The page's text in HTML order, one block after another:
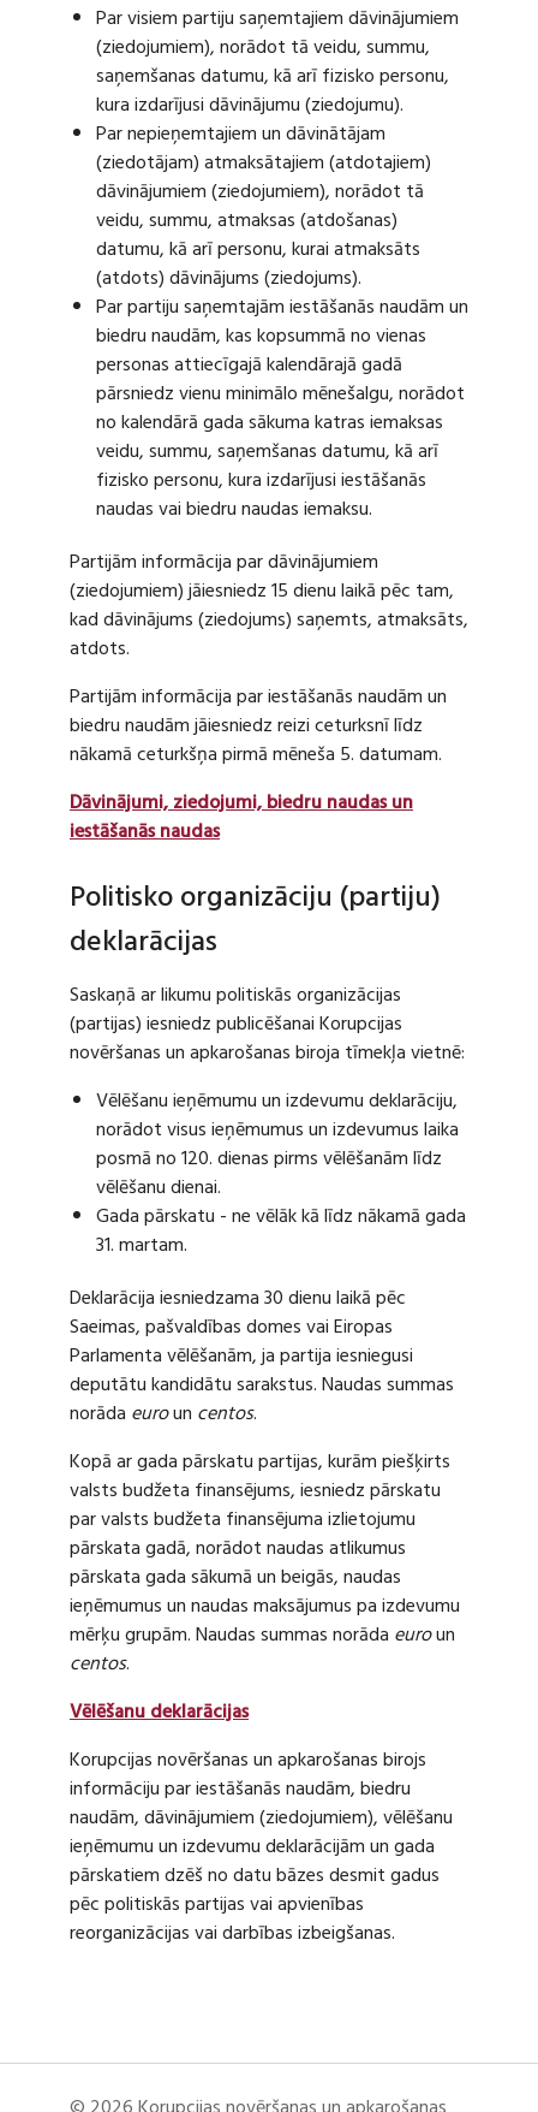
Par visiem partiju saņemtajiem dāvinājumiem
(ziedojumiem), norādot tā veidu, summu,
saņemšanas datumu, kā arī fizisko personu,
kura izdarījusi dāvinājumu (ziedojumu).
Par nepieņemtajiem un dāvinātājam
(ziedotājam) atmaksātajiem (atdotajiem)
dāvinājumiem (ziedojumiem), norādot tā
veidu, summu, atmaksas (atdošanas)
datumu, kā arī personu, kurai atmaksāts
(atdots) dāvinājums (ziedojums).
Par partiju saņemtajām iestāšanās naudām un
biedru naudām, kas kopsummā no vienas
personas attiecīgajā kalendārajā gadā
pārsniedz vienu minimālo mēnešalgu, norādot
no kalendārā gada sākuma katras iemaksas
veidu, summu, saņemšanas datumu, kā arī
fizisko personu, kura izdarījusi iestāšanās
naudas vai biedru naudas iemaksu.
Partijām informācija par dāvinājumiem
(ziedojumiem) jāiesniedz 15 dienu laikā pēc tam,
kad dāvinājums (ziedojums) saņemts, atmaksāts,
atdots.
Partijām informācija par iestāšanās naudām un
biedru naudām jāiesniedz reizi ceturksnī līdz
nākamā ceturkšņa pirmā mēneša 5. datumam.
Dāvinājumi, ziedojumi, biedru naudas un
iestāšanās naudas
Politisko organizāciju (partiju)
deklarācijas
Saskaņā ar likumu politiskās organizācijas
(partijas) iesniedz publicēšanai Korupcijas
novēršanas un apkarošanas biroja tīmekļa vietnē:
Vēlēšanu ieņēmumu un izdevumu deklarāciju,
norādot visus ieņēmumus un izdevumus laika
posmā no 120. dienas pirms vēlēšanām līdz
vēlēšanu dienai.
Gada pārskatu - ne vēlāk kā līdz nākamā gada
31. martam.
Deklarācija iesniedzama 30 dienu laikā pēc
Saeimas, pašvaldības domes vai Eiropas
Parlamenta vēlēšanām, ja partija iesniegusi
deputātu kandidātu sarakstus. Naudas summas
norāda euroun centos.
Kopā ar gada pārskatu partijas, kurām piešķirts
valsts budžeta finansējums, iesniedz pārskatu
par valsts budžeta finansējuma izlietojumu
pārskata gadā, norādot naudas atlikumus
pārskata gada sākumā un beigās, naudas
ieņēmumus un naudas maksājumus pa izdevumu
mērķu grupām. Naudas summas norāda euroun
centos.
Vēlēšanu deklarācijas
Korupcijas novēršanas un apkarošanas birojs
informāciju par iestāšanās naudām, biedru
naudām, dāvinājumiem (ziedojumiem), vēlēšanu
ieņēmumu un izdevumu deklarācijām un gada
pārskatiem dzēš no datu bāzes desmit gadus
pēc politiskās partijas vai apvienības
reorganizācijas vai darbības izbeigšanas.